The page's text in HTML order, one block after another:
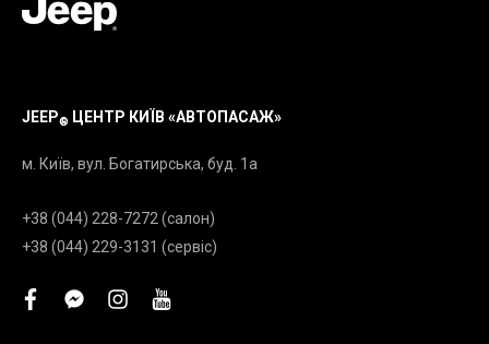
JEEP® ЦЕНТР КИЇВ «АВТОПАСАЖ»
м. Київ, вул. Богатирська, буд. 1а
+38 (044) 228-7272 (салон)
+38 (044) 229-3131 (сервіс)
facebookfacebook-
instagram
youtube